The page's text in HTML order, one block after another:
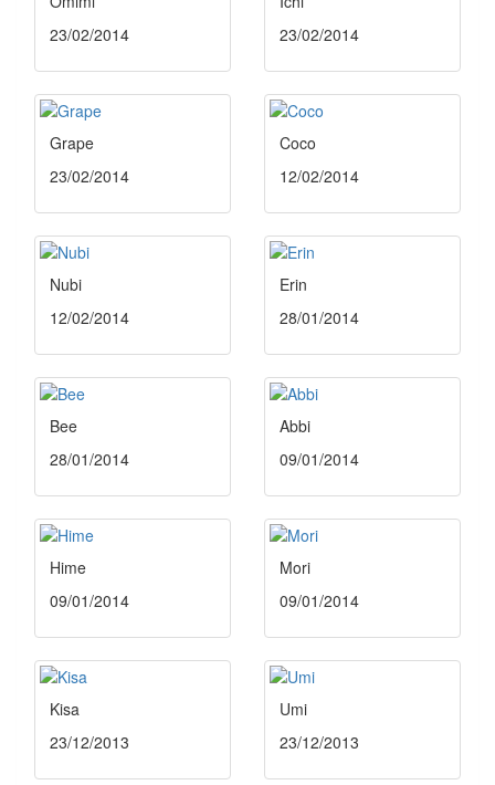
23/02/2014
23/02/2014
Grape
23/02/2014
Coco
12/02/2014
Nubi
12/02/2014
Erin
28/01/2014
Bee
28/01/2014
Abbi
09/01/2014
Hime
09/01/2014
Mori
09/01/2014
Kisa
23/12/2013
Umi
23/12/2013